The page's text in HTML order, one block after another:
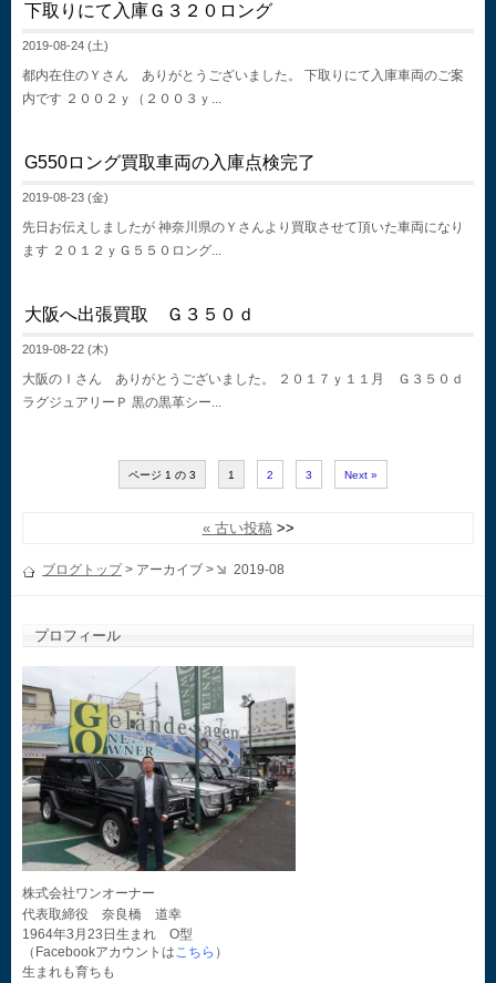
下取りにて入庫Ｇ３２０ロング
2019-08-24 (土)
都内在住のＹさん ありがとうございました。 下取りにて入庫車両のご案
内です ２００２ｙ（２００３ｙ...
G550ロング買取車両の入庫点検完了
2019-08-23 (金)
先日お伝えしましたが 神奈川県のＹさんより買取させて頂いた車両になり
ます ２０１２ｙＧ５５０ロング...
大阪へ出張買取 Ｇ３５０ｄ
2019-08-22 (木)
大阪のＩさん ありがとうございました。 ２０１７ｙ１１月 Ｇ３５０ｄ
ラグジュアリーＰ 黒の黒革シー...
ページ 1 の 3 1 2 3 Next »
« 古い投稿
ブログトップ> アーカイブ > 2019-08
プロフィール
株式会社ワンオーナー
代表取締役 奈良橋 道幸
1964年3月23日生まれ O型
（Facebookアカウントはこちら ）
生まれも育ちも